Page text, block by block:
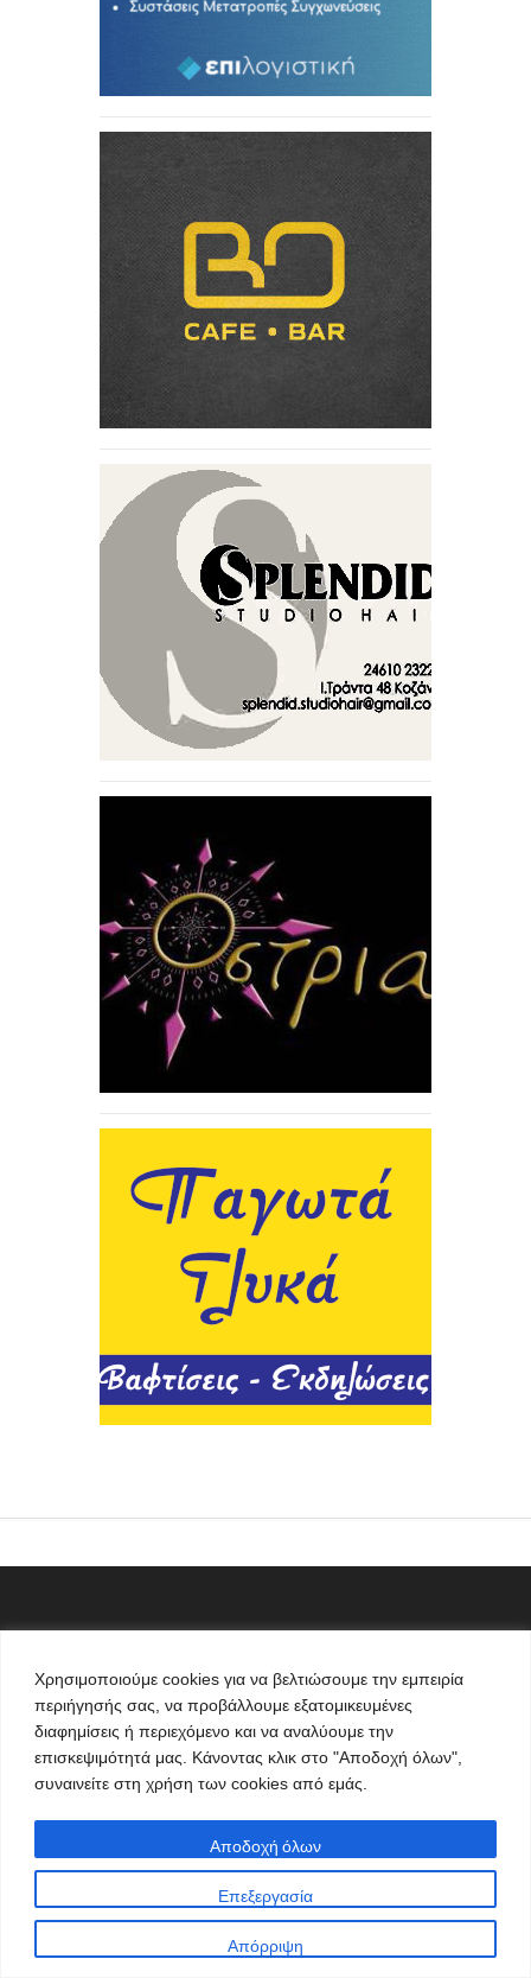
Χρησιμοποιούμε cookies για να βελτιώσουμε την εμπειρία
περιήγησής σας, να προβάλλουμε εξατομικευμένες
διαφημίσεις ή περιεχόμενο και να αναλύουμε την
επισκεψιμότητά μας. Κάνοντας κλικ στο "Αποδοχή όλων",
συναινείτε στη χρήση των cookies από εμάς.
Επεξεργασία
Απόρριψη
Αποδοχή όλων
ΕΝΗΜΈΡΩΣΗ
Κοζάνη
Πτολεμαΐδα
Βόιο
Σέρβια – Βελβεντό
Αθλητικά
Πολιτικά